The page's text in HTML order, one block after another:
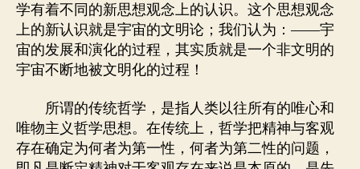
学有着不同的新思想观念上的认识。这个思想观念
上的新认识就是宇宙的文明论；我们认为：――宇
宙的发展和演化的过程，其实质就是一个非文明的
宇宙不断地被文明化的过程！
所谓的传统哲学，是指人类以往所有的唯心和
唯物主义哲学思想。在传统上，哲学把精神与客观
存在确定为何者为第一性，何者为第二性的问题，